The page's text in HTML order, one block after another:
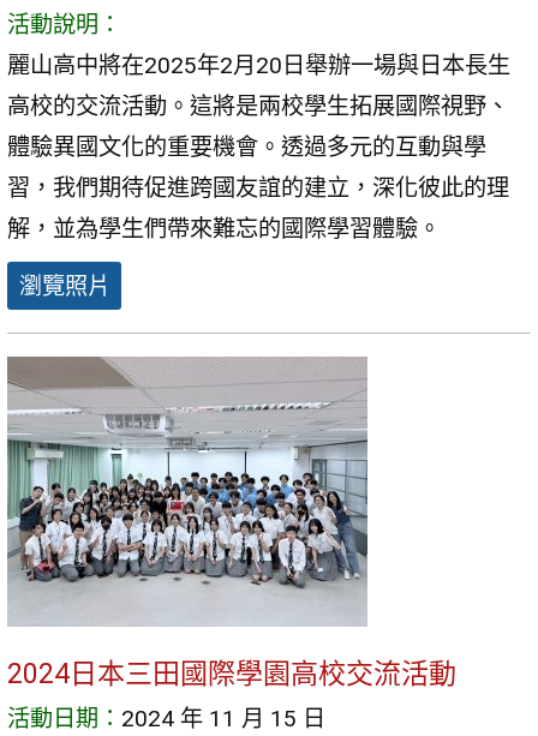
活動說明：
麗山高中將在2025年2月20日舉辦一場與日本長生
高校的交流活動。這將是兩校學生拓展國際視野、
體驗異國文化的重要機會。透過多元的互動與學
習，我們期待促進跨國友誼的建立，深化彼此的理
解，並為學生們帶來難忘的國際學習體驗。
瀏覽照片
2024日本三田國際學園高校交流活動
活動日期： 2024 年 11 月 15 日